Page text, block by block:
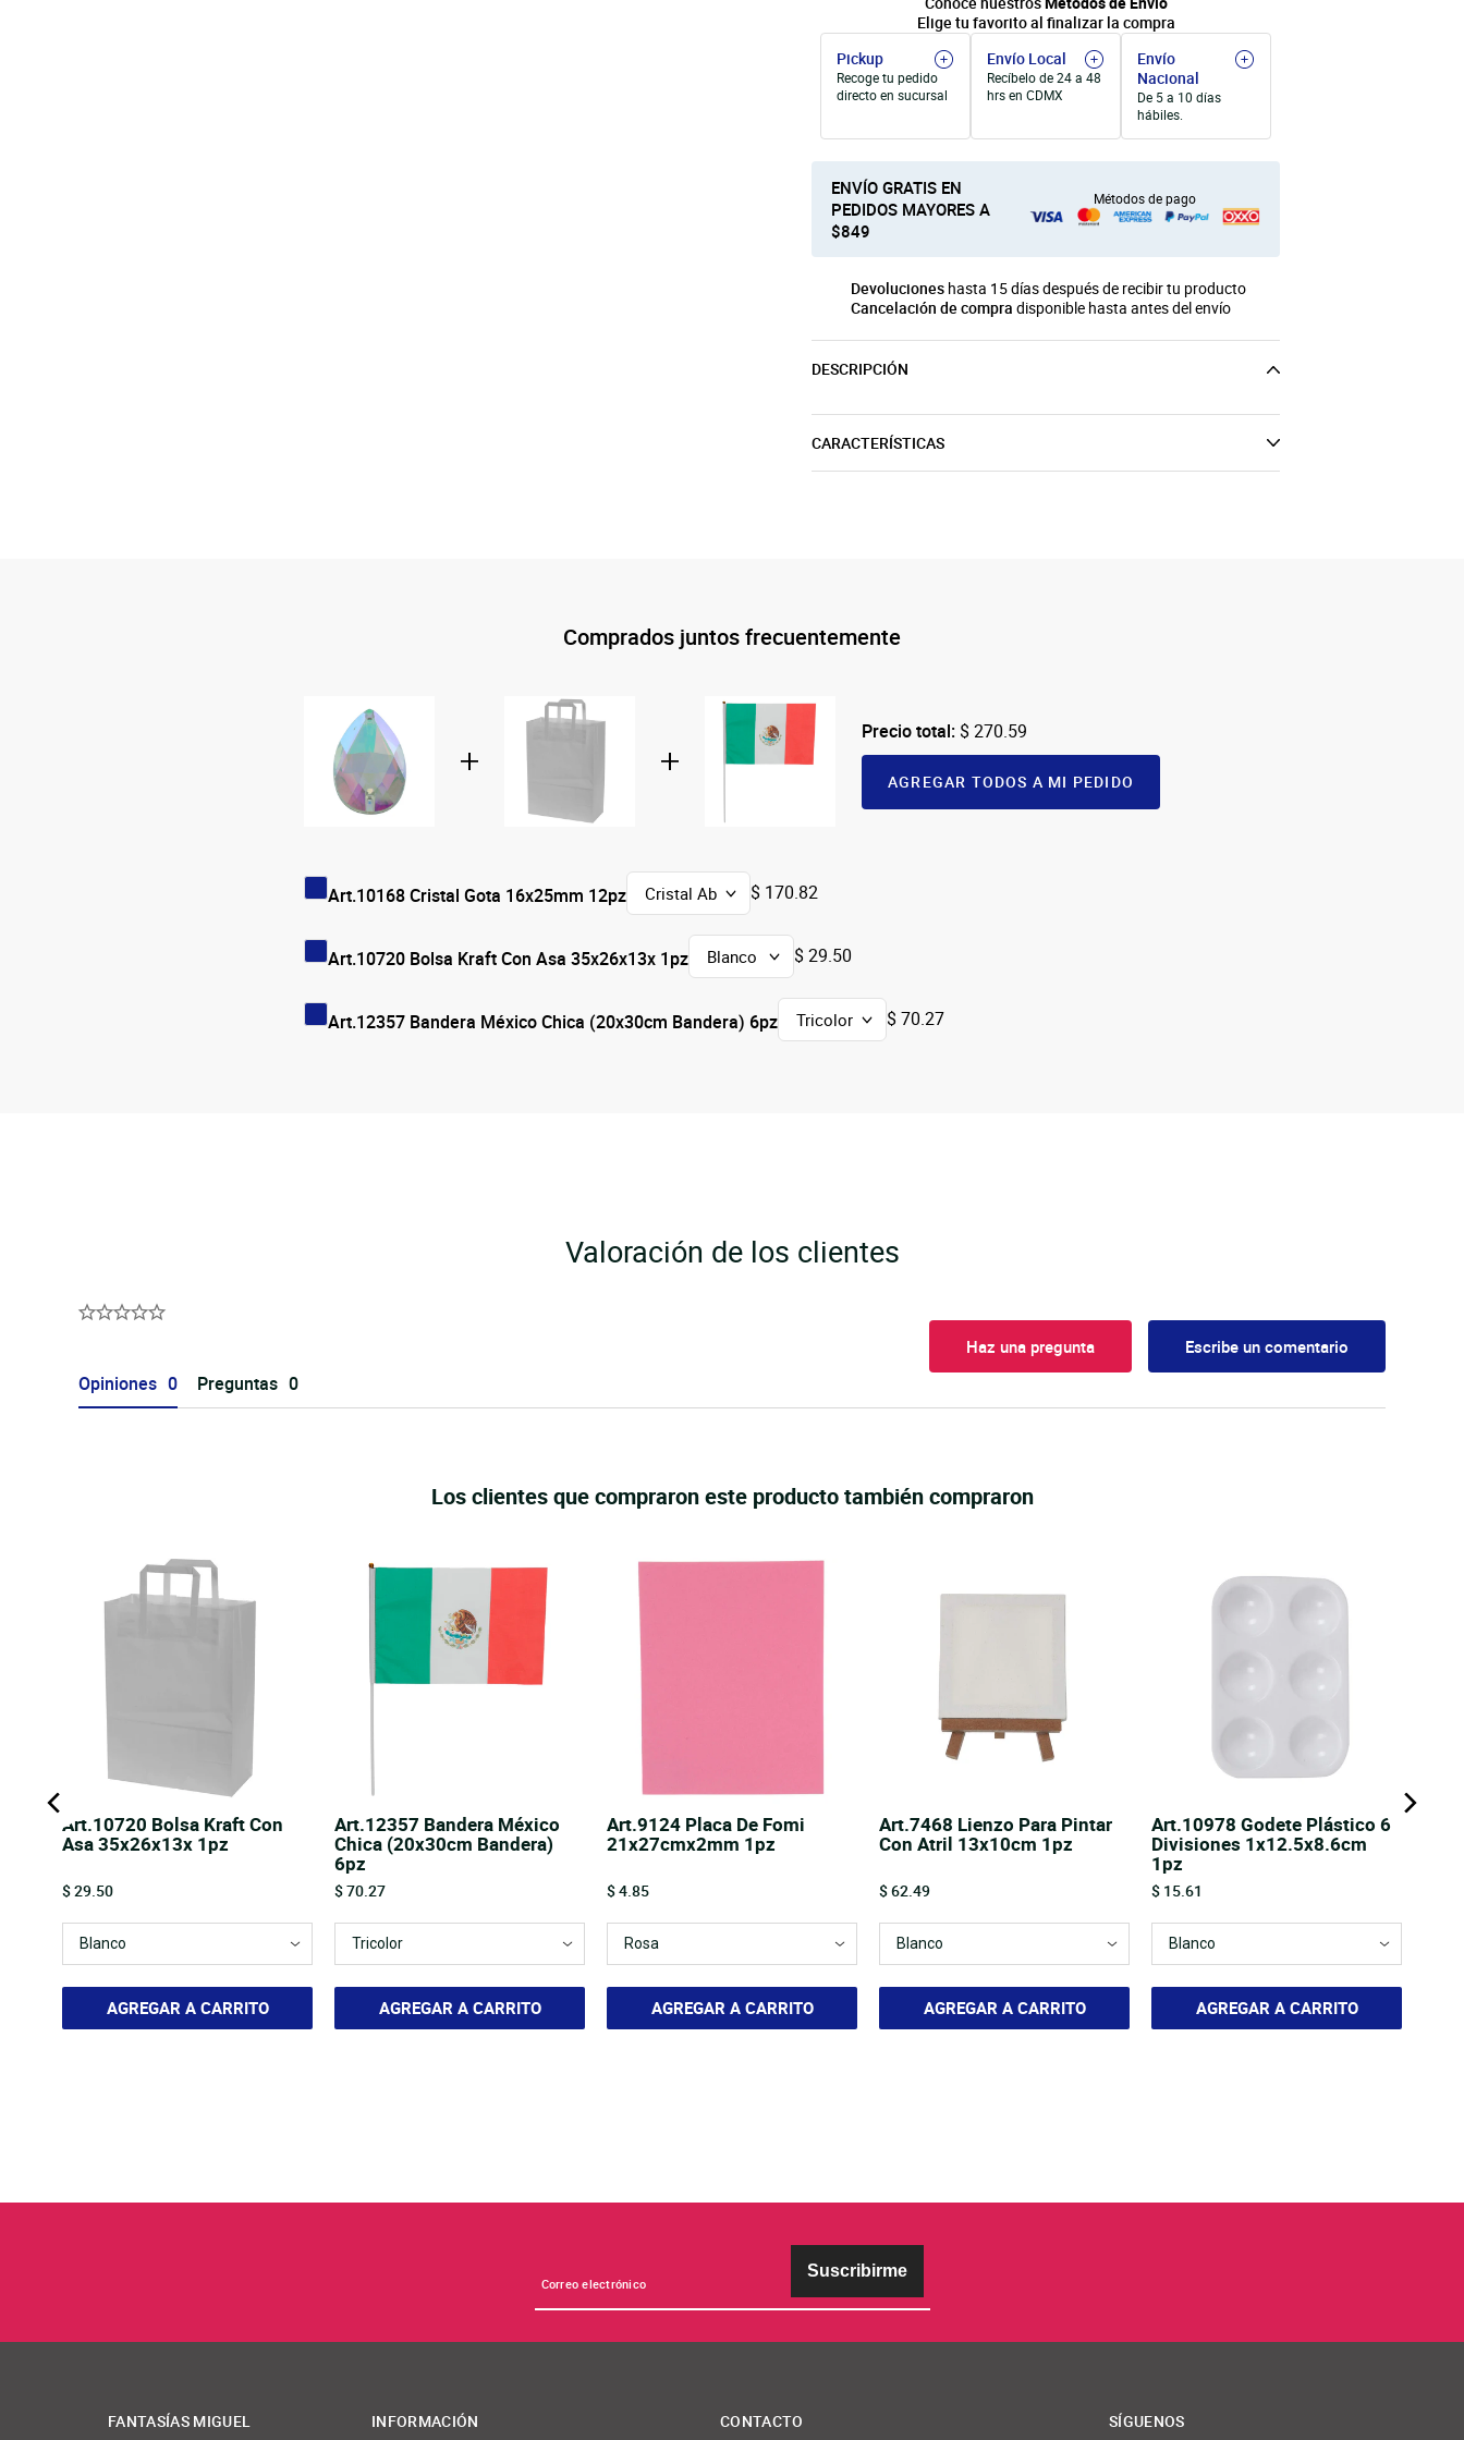
Elige tu favorito al finalizar la compra
Pickup
Recoge tu pedido
directo en sucursal
Envío Local
Recíbelo de 24 a 48
hrs en CDMX
Envío
Nacional
De 5 a 10 días
hábiles.
ENVÍO GRATIS EN
PEDIDOS MAYORES A
$849
Métodos de pago
Devoluciones hasta 15 días después de recibir tu producto
Cancelación de compra disponible hasta antes del envío
DESCRIPCIÓN
CARACTERÍSTICAS
Comprados juntos frecuentemente
Art.10168 Cristal Gota 16x25mm 12pz $ 170.82
Art.10720 Bolsa Kraft Con Asa 35x26x13x 1pz $ 29.50
Art.12357 Bandera México Chica (20x30cm Bandera) 6pz $ 70.27
Precio total: $ 270.59
AGREGAR TODOS A MI PEDIDO
Valoración de los clientes
Escribe un comentario
Haz una pregunta
Opiniones Preguntas
Los clientes que compraron este producto también compraron
Art.10720 Bolsa Kraft Con
Asa 35x26x13x 1pz
Price
$ 29.50
AGREGAR A CARRITO
Art.12357 Bandera México
Chica (20x30cm Bandera)
6pz
Price
$ 70.27
AGREGAR A CARRITO
Art.9124 Placa De Fomi
21x27cmx2mm 1pz
Price
$ 4.85
AGREGAR A CARRITO
Art.7468 Lienzo Para Pintar
Con Atril 13x10cm 1pz
Price
$ 62.49
AGREGAR A CARRITO
Art.10978 Godete Plástico 6
Divisiones 1x12.5x8.6cm
1pz
Price
$ 15.61
AGREGAR A CARRITO
Suscribirme
FANTASÍAS MIGUEL INFORMACIÓN CONTACTO SÍGUENOS